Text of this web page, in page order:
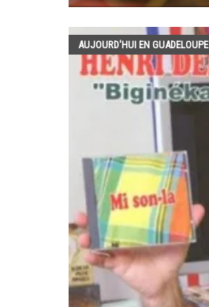
AUJOURD'HUI EN GUADELOUPE